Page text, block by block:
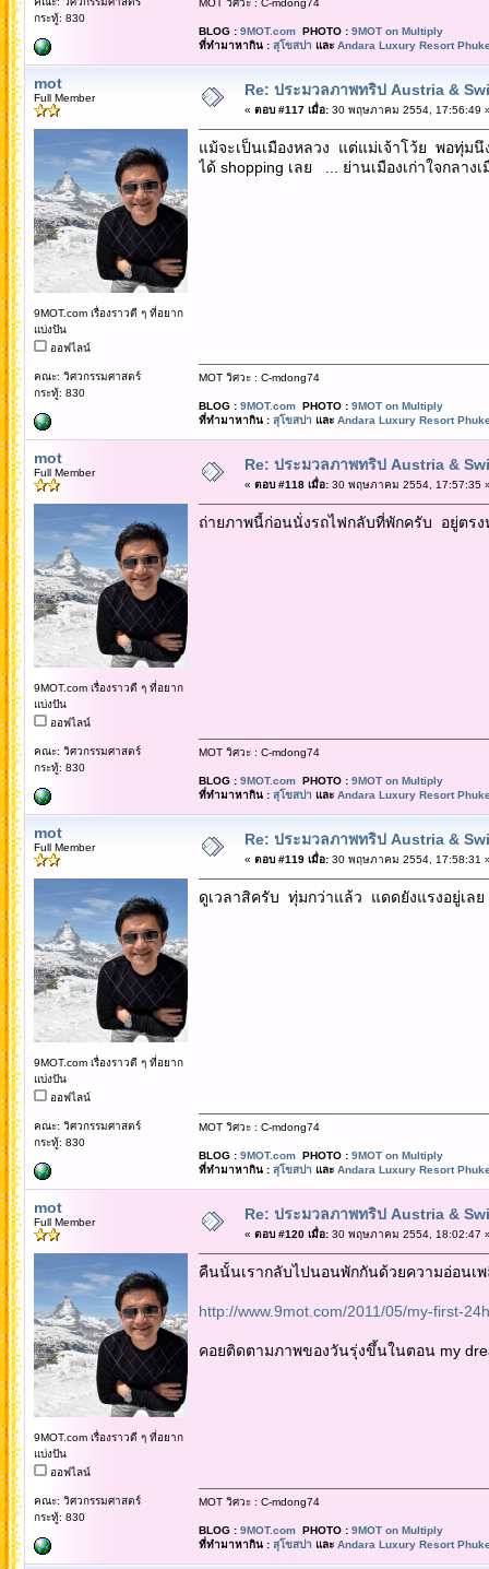
กระทู้: 830
BLOG : 9MOT.comPHOTO : 9MOT on Multiply
ที่ทำมาหากิน : สุโขสปา และ Andara Luxury Resort
mot
Full Member
9MOT.com เรื่องราวดี ๆ ที่อยาก
แบ่งปัน
ออฟไลน์
คณะ: วิศวกรรมศาสตร์
กระทู้: 830
Re: ประมวลภาพทริป Austria &
« ตอบ #117 เมื่อ:30 พฤษภาคม 2554, 17:56:49
แม้จะเป็นเมืองหลวง แต่แม่เจ้าโว้ย พอทุ่มนึ
ได้ shopping เลย ... ย่านเมืองเก่าใจกลา
MOT วิศวะ : C-mdong74
BLOG : 9MOT.comPHOTO : 9MOT on Multiply
ที่ทำมาหากิน : สุโขสปา และ Andara Luxury Resort
mot
Full Member
9MOT.com เรื่องราวดี ๆ ที่อยาก
แบ่งปัน
ออฟไลน์
คณะ: วิศวกรรมศาสตร์
กระทู้: 830
Re: ประมวลภาพทริป Austria &
« ตอบ #118 เมื่อ:30 พฤษภาคม 2554, 17:57:35
ถ่ายภาพนี้ก่อนนั่งรถไฟกลับที่พักครับ อยู่ตรง
MOT วิศวะ : C-mdong74
BLOG : 9MOT.comPHOTO : 9MOT on Multiply
ที่ทำมาหากิน : สุโขสปา และ Andara Luxury Resort
mot
Full Member
9MOT.com เรื่องราวดี ๆ ที่อยาก
แบ่งปัน
ออฟไลน์
คณะ: วิศวกรรมศาสตร์
กระทู้: 830
Re: ประมวลภาพทริป Austria &
« ตอบ #119 เมื่อ:30 พฤษภาคม 2554, 17:58:31
ดูเวลาสิครับ ทุ่มกว่าแล้ว แดดยังแรงอยู่เลย
MOT วิศวะ : C-mdong74
BLOG : 9MOT.comPHOTO : 9MOT on Multiply
ที่ทำมาหากิน : สุโขสปา และ Andara Luxury Resort
mot
Full Member
9MOT.com เรื่องราวดี ๆ ที่อยาก
แบ่งปัน
ออฟไลน์
คณะ: วิศวกรรมศาสตร์
กระทู้: 830
Re: ประมวลภาพทริป Austria &
« ตอบ #120 เมื่อ:30 พฤษภาคม 2554, 18:02:47
คืนนั้นเรากลับไปนอนพักกันด้วยความอ่อนเ
http://www.9mot.com/2011/05/my-first-
คอยติดตามภาพของวันรุ่งขึ้นในตอน my
MOT วิศวะ : C-mdong74
BLOG : 9MOT.comPHOTO : 9MOT on Multiply
ที่ทำมาหากิน : สุโขสปา และ Andara Luxury Resort